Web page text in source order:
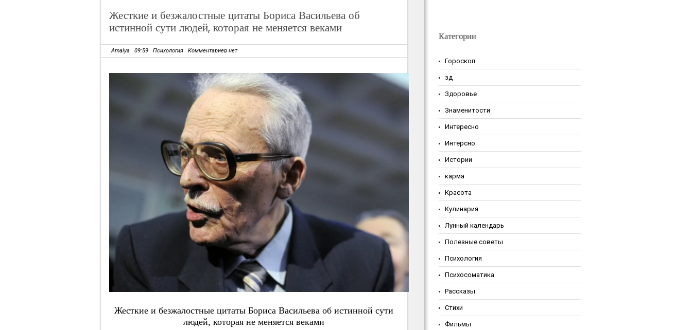
Жесткие и безжалостные цитаты Бориса Васильева об
истинной сути людей, которая не меняется веками
Amalya 09:59 Психология Комментариев нет
Жесткие и безжалостные цитаты Бориса Васильева об истинной сути
людей, которая не меняется веками
Категории
Гороскоп
зд
Здоровье
Знаменитости
Интересно
Интерсно
Истории
карма
Красота
Кулинария
Лунный календарь
Полезные советы
Психология
Психосоматика
Рассказы
Стихи
Фильмы